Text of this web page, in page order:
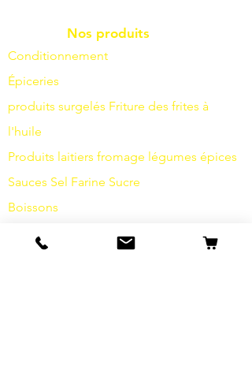
Nos produits
Conditionnement
Épiceries
produits surgelés Friture des frites à
l'huile
Produits laitiers fromage légumes épices
Sauces Sel Farine Sucre
Boissons
Articles d'hygiène